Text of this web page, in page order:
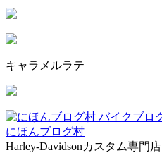
キャラメルラテ
にほんブログ村
Harley-Davidsonカスタム専門店